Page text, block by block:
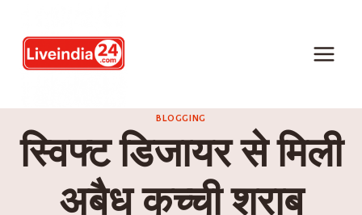
BLOGGING
स्विफ्ट डिजायर से मिली
अबैध कच्ची शराब